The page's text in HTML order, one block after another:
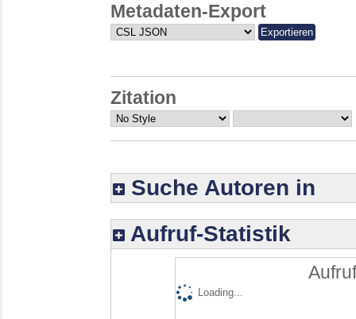
Metadaten-Export
Zitation
Suche Autoren in
Aufruf-Statistik
Loading...